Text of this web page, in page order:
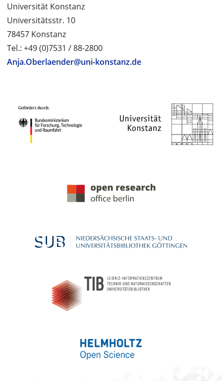
Universität Konstanz
Universitätsstr. 10
78457 Konstanz
Tel.: +49 (0)7531 / 88-2800
Anja.Oberlaender@uni-konstanz.de